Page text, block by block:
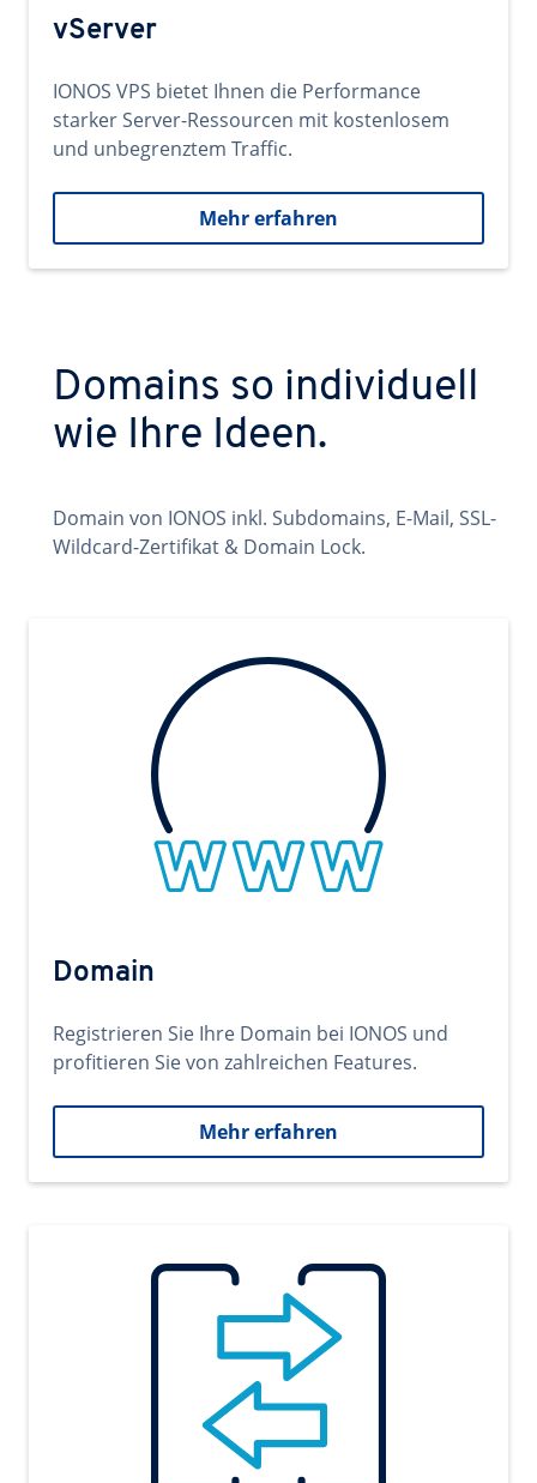
vServer
IONOS VPS bietet Ihnen die Performance
starker Server-Ressourcen mit kostenlosem
und unbegrenztem Traffic.
Mehr erfahren
Domains so individuell
wie Ihre Ideen.
Domain von IONOS inkl. Subdomains, E-Mail, SSL-
Wildcard-Zertifikat & Domain Lock.
Domain
Registrieren Sie Ihre Domain bei IONOS und
profitieren Sie von zahlreichen Features.
Mehr erfahren